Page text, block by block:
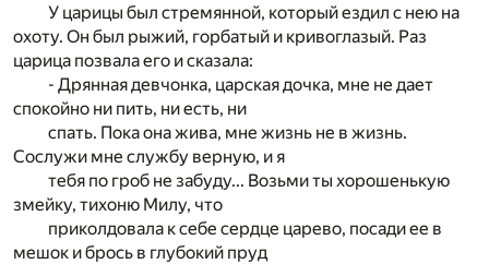
У царицы был стремянной, который ездил с нею на
охоту. Он был рыжий, горбатый и кривоглазый. Раз
царица позвала его и сказала:
- Дрянная девчонка, царская дочка, мне не дает
спокойно ни пить, ни есть, ни
спать. Пока она жива, мне жизнь не в жизнь.
Сослужи мне службу верную, и я
тебя по гроб не забуду... Возьми ты хорошенькую
змейку, тихоню Милу, что
приколдовала к себе сердце царево, посади ее в
мешок и брось в глубокий пруд